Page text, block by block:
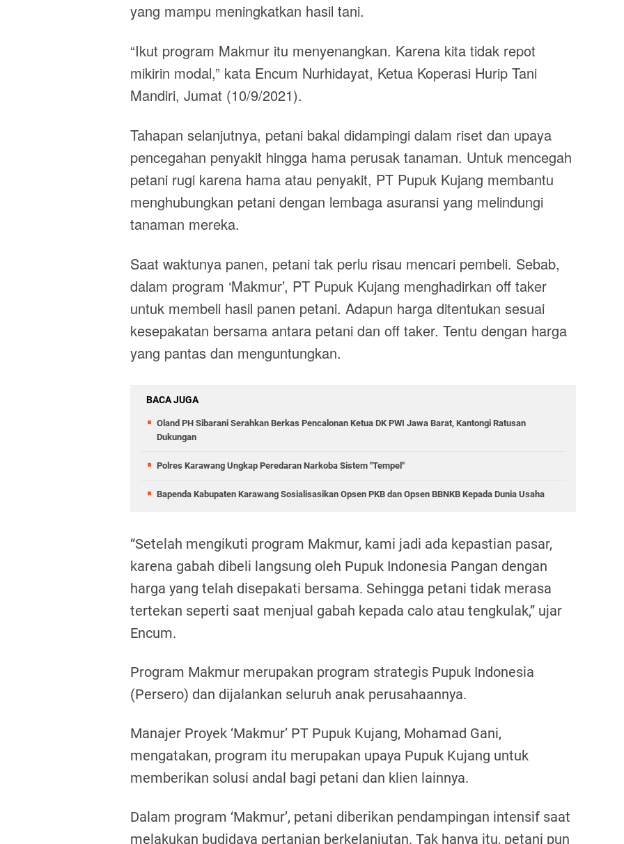
yang mampu meningkatkan hasil tani.
“Ikut program Makmur itu menyenangkan. Karena kita tidak repot
mikirin modal,” kata Encum Nurhidayat, Ketua Koperasi Hurip Tani
Mandiri, Jumat (10/9/2021).
Tahapan selanjutnya, petani bakal didampingi dalam riset dan upaya
pencegahan penyakit hingga hama perusak tanaman. Untuk mencegah
petani rugi karena hama atau penyakit, PT Pupuk Kujang membantu
menghubungkan petani dengan lembaga asuransi yang melindungi
tanaman mereka.
Saat waktunya panen, petani tak perlu risau mencari pembeli. Sebab,
dalam program ‘Makmur’, PT Pupuk Kujang menghadirkan off taker
untuk membeli hasil panen petani. Adapun harga ditentukan sesuai
kesepakatan bersama antara petani dan off taker. Tentu dengan harga
yang pantas dan menguntungkan.
BACA JUGA
Oland PH Sibarani Serahkan Berkas Pencalonan Ketua DK PWI Jawa Barat, Kantongi Ratusan
Dukungan
Polres Karawang Ungkap Peredaran Narkoba Sistem "Tempel"
Bapenda Kabupaten Karawang Sosialisasikan Opsen PKB dan Opsen BBNKB Kepada Dunia Usaha
“Setelah mengikuti program Makmur, kami jadi ada kepastian pasar,
karena gabah dibeli langsung oleh Pupuk Indonesia Pangan dengan
harga yang telah disepakati bersama. Sehingga petani tidak merasa
tertekan seperti saat menjual gabah kepada calo atau tengkulak,” ujar
Encum.
Program Makmur merupakan program strategis Pupuk Indonesia
(Persero) dan dijalankan seluruh anak perusahaannya.
Manajer Proyek ‘Makmur’ PT Pupuk Kujang, Mohamad Gani,
mengatakan, program itu merupakan upaya Pupuk Kujang untuk
memberikan solusi andal bagi petani dan klien lainnya.
Dalam program ‘Makmur’, petani diberikan pendampingan intensif saat
melakukan budidaya pertanian berkelanjutan. Tak hanya itu, petani pun